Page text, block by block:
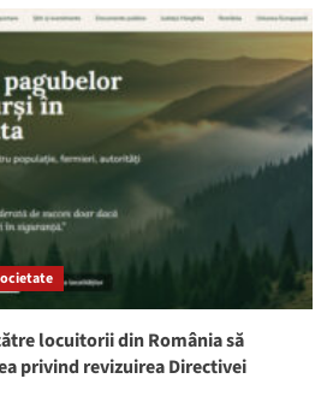
locuitorii din România să
privind revizuirea Directivei